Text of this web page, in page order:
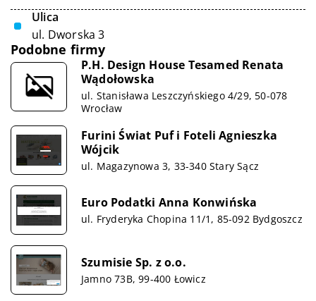
Ulica
ul. Dworska 3
Podobne firmy
P.H. Design House Tesamed Renata
Wądołowska
ul. Stanisława Leszczyńskiego 4/29, 50-078
Wrocław
Furini Świat Puf i Foteli Agnieszka
Wójcik
ul. Magazynowa 3, 33-340 Stary Sącz
Euro Podatki Anna Konwińska
ul. Fryderyka Chopina 11/1, 85-092 Bydgoszcz
Szumisie Sp. z o.o.
Jamno 73B, 99-400 Łowicz